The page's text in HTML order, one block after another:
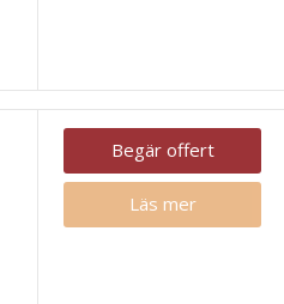
Begär offert
Läs mer